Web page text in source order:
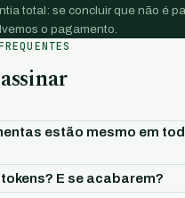
total: se concluir que não é
o pagamento.
estão mesmo em
E se acabarem?